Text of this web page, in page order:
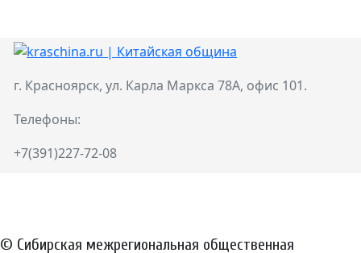
г. Красноярск, ул. Карла Маркса 78А, офис 101.
Телефоны:
+7(391)227-72-08
© Сибирская межрегиональная общественная